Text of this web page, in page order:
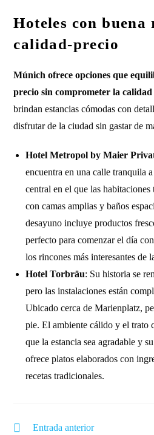
Hoteles con buena
calidad-precio
Múnich ofrece opciones que
precio sin comprometer la
brindan estancias cómodas con
disfrutar de la ciudad sin gastar de
Hotel Metropol by Maier
encuentra en una calle tranquila
central en el que las
con camas amplias y baños
desayuno incluye productos
perfecto para comenzar el día
los rincones más interesantes de
Hotel Torbräu: Su historia se
pero las instalaciones están
Ubicado cerca de Marienplatz,
pie. El ambiente cálido y el trato
que la estancia sea agradable y
ofrece platos elaborados con
recetas tradicionales.
Entrada anterior